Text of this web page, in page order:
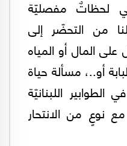
لحظاتٌ مفصليّة
من التحضّر إلى
المال أو المياه
أو..، مسألة حياة
اللبنانيّة
نوعٍ من الانتحار